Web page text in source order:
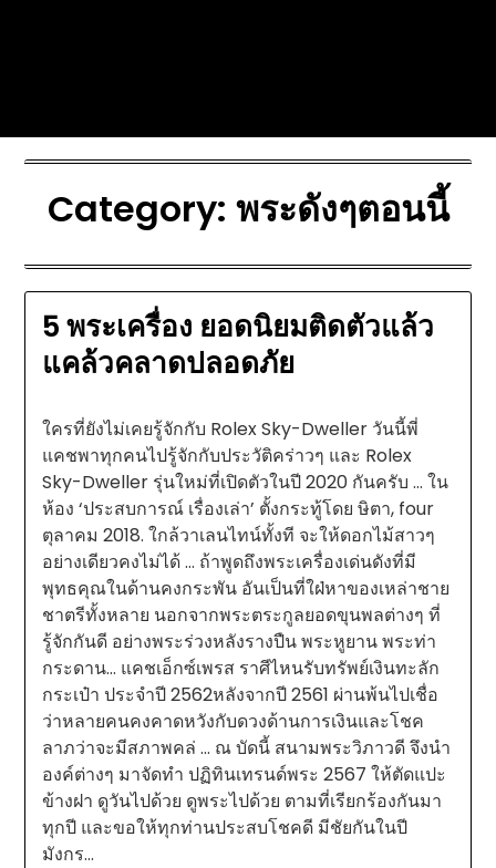
Category: พระดังๆตอนนี้
5 พระเครื่อง ยอดนิยมติดตัวแล้ว
แคล้วคลาดปลอดภัย
ใครที่ยังไม่เคยรู้จักกับ Rolex Sky-Dweller วันนี้พี่
แคชพาทุกคนไปรู้จักกับประวัติคร่าวๆ และ Rolex
Sky-Dweller รุ่นใหม่ที่เปิดตัวในปี 2020 กันครับ … ใน
ห้อง ‘ประสบการณ์ เรื่องเล่า’ ตั้งกระทู้โดย ษิตา, four
ตุลาคม 2018. ใกล้วาเลนไทน์ทั้งที จะให้ดอกไม้สาวๆ
อย่างเดียวคงไม่ได้ … ถ้าพูดถึงพระเครื่องเด่นดังที่มี
พุทธคุณในด้านคงกระพัน อันเป็นที่ใฝ่หาของเหล่าชาย
ชาตรีทั้งหลาย นอกจากพระตระกูลยอดขุนพลต่างๆ ที่
รู้จักกันดี อย่างพระร่วงหลังรางปืน พระหูยาน พระท่า
กระดาน… แคชเอ็กซ์เพรส ราศีไหนรับทรัพย์เงินทะลัก
กระเป๋า ประจำปี 2562หลังจากปี 2561 ผ่านพ้นไปเชื่อ
ว่าหลายคนคงคาดหวังกับดวงด้านการเงินและโชค
ลาภว่าจะมีสภาพคล่ … ณ บัดนี้ สนามพระวิภาวดี จึงนำ
องค์ต่างๆ มาจัดทำ ปฏิทินเทรนด์พระ 2567 ให้ตัดแปะ
ข้างฝา ดูวันไปด้วย ดูพระไปด้วย ตามที่เรียกร้องกันมา
ทุกปี และขอให้ทุกท่านประสบโชคดี มีชัยกันในปี
มังกร…